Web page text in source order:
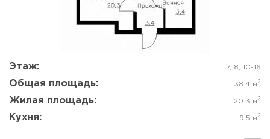
Этаж: 7, 8, 10-16
Общая площадь: 38.4 м 2
Жилая площадь: 20.3 м 2
Кухня: 9.5 м 2
Да, удалить Отмена